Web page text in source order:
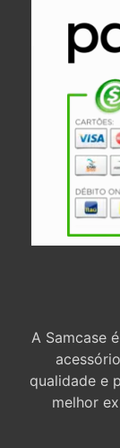
A Samcase
qualidade e
melhor